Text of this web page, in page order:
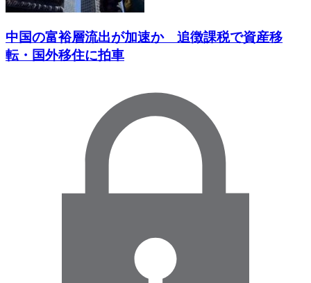
中国の富裕層流出が加速か 追徴課税で資産移
転・国外移住に拍車